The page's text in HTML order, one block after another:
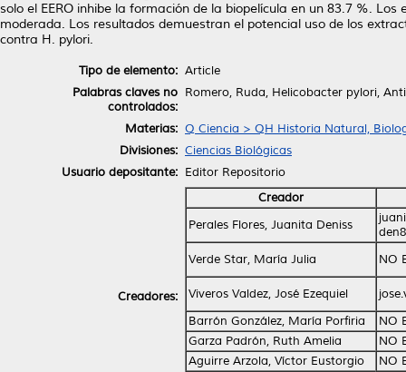
solo el EERO inhibe la formación de la biopelícula en un 83.7 %.
moderada. Los resultados demuestran el potencial uso de los
contra H. pylori.
Tipo de elemento: Article
Palabras claves no
controlados:
Romero, Ruda, Helicobacter pylori,
Materias: Q Ciencia > QH Historia Natural,
Divisiones: Ciencias Biológicas
Usuario depositante: Editor Repositorio
Creadores:
Creador
Perales Flores, Juanita Deniss
Verde Star, María Julia
NO
Viveros Valdez, José Ezequiel
Barrón González, María Porfiria
NO
Garza Padrón, Ruth Amelia
NO
Aguirre Arzola, Víctor Eustorgio
NO